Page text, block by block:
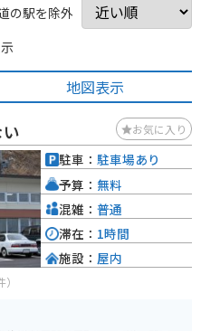
の駅を除外
地図表示
お気に入り
駐車： 駐車場あり
予算： 無料
混雑： 普通
滞在： 1時間
施設： 屋内